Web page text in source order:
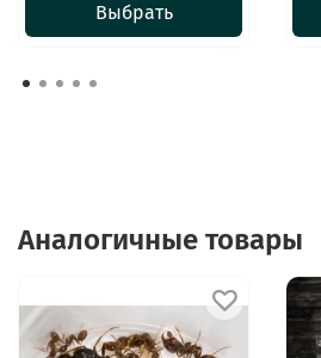
Выбрать
Аналогичные товары